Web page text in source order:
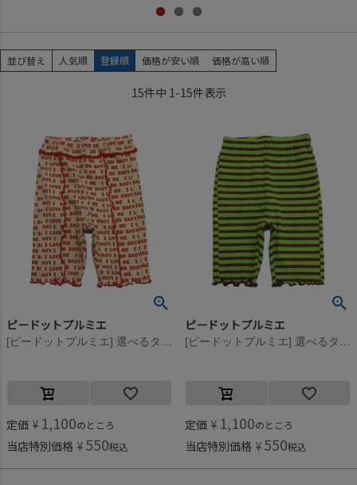
並び替え 人気順 登録順 価格が安い順 価格が高い順
15件中 1-15件表示
ピードットプルミエ
[ピードットプルミエ] 選べるタイプイロチ買いしたいハーフスパッツ レッド(RR)
定価 ¥ 1,100のところ
当店特別価格 ¥ 550税込
ピードットプルミエ
[ピードットプルミエ] 選べるタイプイロチ買いしたいハーフスパッツ グリーン(GR)
定価 ¥ 1,100のところ
当店特別価格 ¥ 550税込